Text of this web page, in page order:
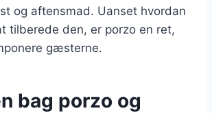
og aftensmad. Uanset hvordan
tilberede den, er porzo en ret,
gæsterne.
bag porzo og